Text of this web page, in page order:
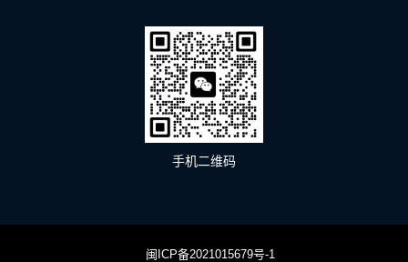
手机二维码
闽ICP备2021015679号-1